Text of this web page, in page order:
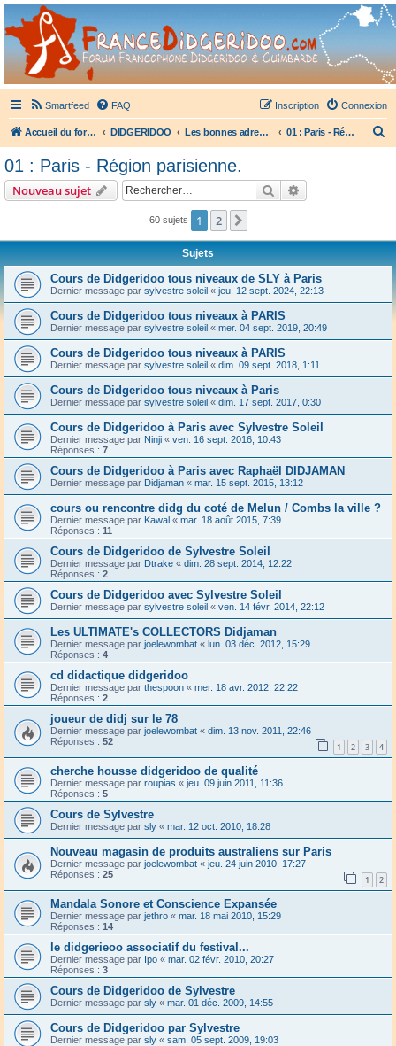
France Didgeridoo
Didgeridoo et Guimbarde sur France Didgeridoo - retrouvez la communauté.
Smartfeed FAQ Connexion
Inscription
Accueil du forum DIDGERIDOO Les bonnes adresses du didgeridoo 01 : Paris - Région parisienne.
r
e
01 : Paris - Région parisienne.
Nouveau sujet Rechercher
60 sujets 1 2
Sujets
Cours de Didgeridoo tous niveaux de SLY à Paris
Dernier message par sylvestre soleil « jeu. 12 sept. 2024, 22:13
Cours de Didgeridoo tous niveaux à PARIS
Dernier message par sylvestre soleil « mer. 04 sept. 2019, 20:49
Cours de Didgeridoo tous niveaux à PARIS
Dernier message par sylvestre soleil « dim. 09 sept. 2018, 1:11
Cours de Didgeridoo tous niveaux à Paris
Dernier message par sylvestre soleil « dim. 17 sept. 2017, 0:30
Cours de Didgeridoo à Paris avec Sylvestre Soleil
Dernier message par Ninji « ven. 16 sept. 2016, 10:43
Réponses : 7
Cours de Didgeridoo à Paris avec Raphaël DIDJAMAN
Dernier message par Didjaman « mar. 15 sept. 2015, 13:12
cours ou rencontre didg du coté de Melun / Combs la ville ?
Dernier message par Kawal « mar. 18 août 2015, 7:39
Réponses : 11
Cours de Didgeridoo de Sylvestre Soleil
Dernier message par Dtrake « dim. 28 sept. 2014, 12:22
Réponses : 2
Cours de Didgeridoo avec Sylvestre Soleil
Dernier message par sylvestre soleil « ven. 14 févr. 2014, 22:12
Les ULTIMATE's COLLECTORS Didjaman
Dernier message par joelewombat « lun. 03 déc. 2012, 15:29
Réponses : 4
cd didactique didgeridoo
Dernier message par thespoon « mer. 18 avr. 2012, 22:22
Réponses : 2
joueur de didj sur le 78
Dernier message par joelewombat « dim. 13 nov. 2011, 22:46
Réponses : 52 1 2 3 4
cherche housse didgeridoo de qualité
Dernier message par roupias « jeu. 09 juin 2011, 11:36
Réponses : 5
Cours de Sylvestre
Dernier message par sly « mar. 12 oct. 2010, 18:28
Nouveau magasin de produits australiens sur Paris
Dernier message par joelewombat « jeu. 24 juin 2010, 17:27
Réponses : 25 1 2
Mandala Sonore et Conscience Expansée
Dernier message par jethro « mar. 18 mai 2010, 15:29
Réponses : 14
le didgerieoo associatif du festival...
Dernier message par Ipo « mar. 02 févr. 2010, 20:27
Réponses : 3
Cours de Didgeridoo de Sylvestre
Dernier message par sly « mar. 01 déc. 2009, 14:55
Cours de Didgeridoo par Sylvestre
Dernier message par sly « sam. 05 sept. 2009, 19:03